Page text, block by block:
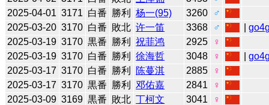
2025-04-01 3171 白番 勝利 杨一(95) 3260
♂
2025-03-20 3170 白番 敗北 许一笛 3368 ♂ |
2025-03-19 3170 黒番 勝利 祝菲鸿 2925
♀
2025-03-19 3170 白番 勝利 徐海哲 3048 ♀ |
2025-03-17 3170 白番 勝利 陈蔓淇 2885
♀
2025-03-17 3170 黒番 勝利 邓佑嘉 2841
♀
2025-03-09 3169 黒番 敗北 丁柯文 3041
♀